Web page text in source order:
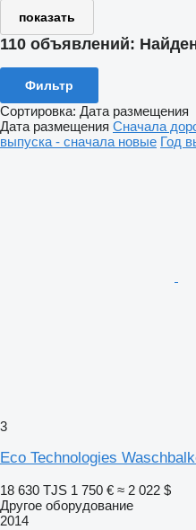
показать
110 объявлений:
Фильтр
Сортировка: Дата размещения
Дата размещения Сначала
выпуска - сначала новые Год
3
Eco Technologies
18 630 TJS 1 750 € ≈ 2 022 $
Другое оборудование
2014